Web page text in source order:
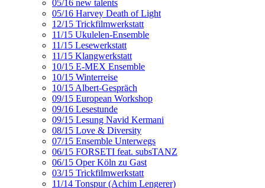
05/16 new talents
05/16 Harvey Death of Light
12/15 Trickfilmwerkstatt
11/15 Ukulelen-Ensemble
11/15 Lesewerkstatt
11/15 Klangwerkstatt
10/15 E-MEX Ensemble
10/15 Winterreise
10/15 Albert-Gespräch
09/15 European Workshop
09/16 Lesestunde
09/15 Lesung Navid Kermani
08/15 Love & Diversity
07/15 Ensemble Unterwegs
06/15 FORSETI feat. subsTANZ
06/15 Oper Köln zu Gast
03/15 Trickfilmwerkstatt
11/14 Tonspur (Achim Lengerer)